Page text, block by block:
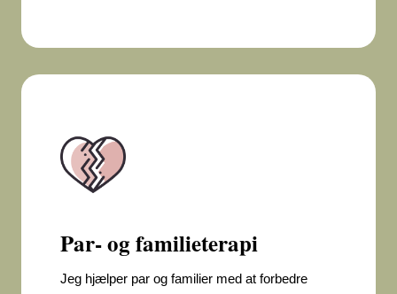
Par- og familieterapi
Jeg hjælper par og familier med at forbedre